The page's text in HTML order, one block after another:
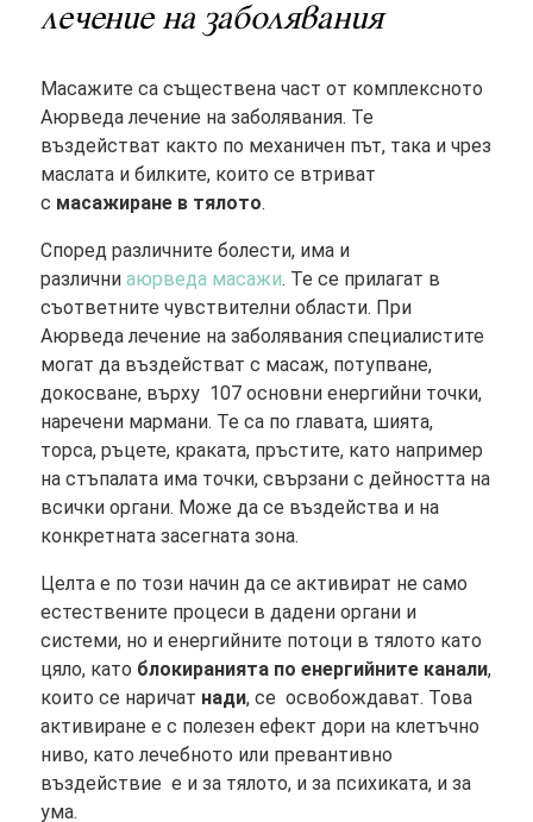
лечение на заболявания
Масажите са съществена част от комплексното
Аюрведа лечение на заболявания. Те
въздействат както по механичен път, така и чрез
маслата и билките, които се втриват
с масажиране в тялото.
Според различните болести, има и
различниаюрведа масажи. Те се прилагат в
съответните чувствителни области. При
Аюрведа лечение на заболявания специалистите
могат да въздействат с масаж, потупване,
докосване, върху 107 основни енергийни точки,
наречени мармани. Те са по главата, шията,
торса, ръцете, краката, пръстите, като например
на стъпалата има точки, свързани с дейността на
всички органи. Може да се въздейства и на
конкретната засегната зона.
Целта е по този начин да се активират не само
естествените процеси в дадени органи и
системи, но и енергийните потоци в тялото като
цяло, като блокиранията по енергийните канали,
които се наричат нади, се освобождават. Това
активиране е с полезен ефект дори на клетъчно
ниво, като лечебното или превантивно
въздействие е и за тялото, и за психиката, и за
ума.